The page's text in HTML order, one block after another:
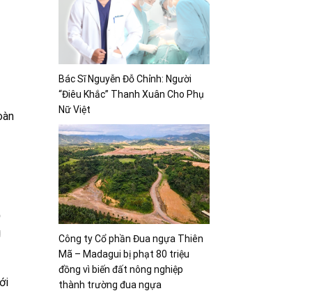
Bác Sĩ Nguyễn Đỗ Chỉnh: Người
“Điêu Khắc” Thanh Xuân Cho Phụ
Nữ Việt
Công ty Cổ phần Đua ngựa Thiên
Mã – Madagui bị phạt 80 triệu
đồng vì biến đất nông nghiệp
thành trường đua ngựa